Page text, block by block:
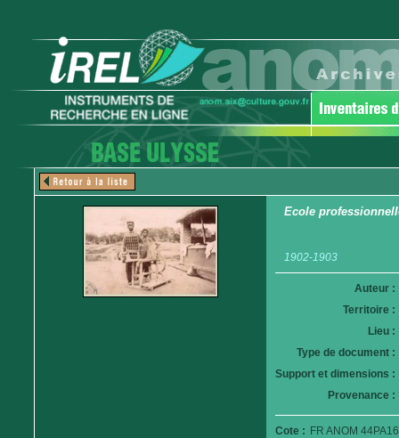
Ecole
1902-1903
Auteur :
Territoire :
Lieu :
Type de document :
Support et dimensions :
Provenance :
Cote : FR ANOM